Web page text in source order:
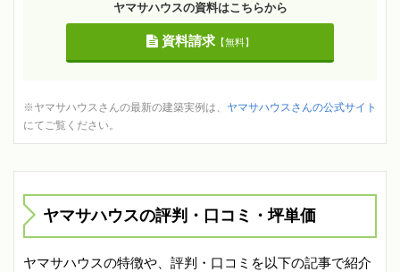
ヤマサハウスの資料はこちらから
資料請求【無料】
※ヤマサハウスさんの最新の建築実例は、 ヤマサハウスさんの公式サイト
にてご覧ください。
ヤマサハウスの評判・口コミ・坪単価
ヤマサハウスの特徴や、評判・口コミを以下の記事で紹介